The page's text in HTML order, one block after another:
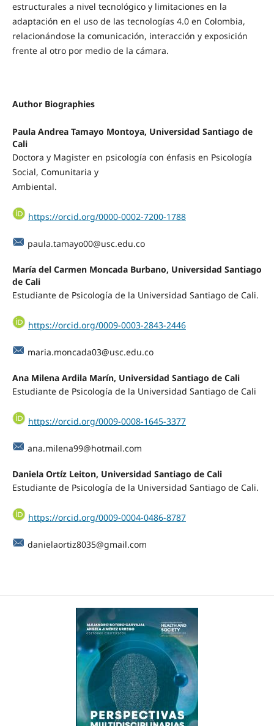
estructurales a nivel tecnológico y limitaciones en la
adaptación en el uso de las tecnologías 4.0 en Colombia,
relacionándose la comunicación, interacción y exposición
frente al otro por medio de la cámara.
Author Biographies
Paula Andrea Tamayo Montoya, Universidad Santiago de
Cali
Doctora y Magister en psicología con énfasis en Psicología
Social, Comunitaria y
Ambiental.
https://orcid.org/0000-0002-7200-1788
paula.tamayo00@usc.edu.co
María del Carmen Moncada Burbano, Universidad Santiago
de Cali
Estudiante de Psicología de la Universidad Santiago de Cali.
https://orcid.org/0009-0003-2843-2446
maria.moncada03@usc.edu.co
Ana Milena Ardila Marín, Universidad Santiago de Cali
Estudiante de Psicología de la Universidad Santiago de Cali
https://orcid.org/0009-0008-1645-3377
ana.milena99@hotmail.com
Daniela Ortíz Leiton, Universidad Santiago de Cali
Estudiante de Psicología de la Universidad Santiago de Cali.
https://orcid.org/0009-0004-0486-8787
danielaortiz8035@gmail.com